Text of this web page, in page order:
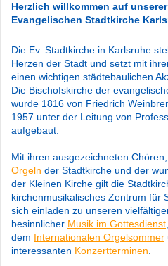
Herzlich willkommen auf
Evangelischen Stadtkirche
Die Ev. Stadtkirche in Karlsruhe
Herzen der Stadt und setzt mit
einen wichtigen städtebaulichen
Die Bischofskirche der
wurde 1816 von Friedrich
1957 unter der Leitung von
aufgebaut.
Mit ihren ausgezeichneten
Orgeln der Stadtkirche und der
der Kleinen Kirche gilt die
kirchenmusikalisches Zentrum für
sich einladen zu unseren
besinnlicher Musik im Gottesdienst
dem Internationalen Orgelsommer
interessanten Konzertterminen.